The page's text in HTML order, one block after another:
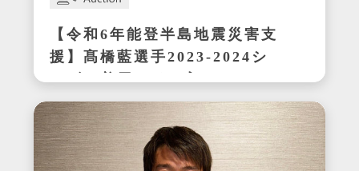
【令和6年能登半島地震災害支
援】髙橋藍選手2023-2024シ
ーズン着用サイン入りシュー
ズ